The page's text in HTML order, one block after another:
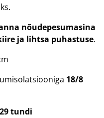
nõudepesumasina
ja lihtsa puhastuse.
18/8
29 tundi